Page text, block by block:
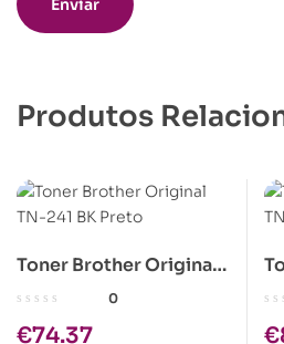
Produtos
Toner Brother Original
TN-241 BK Preto
0
€74.37 €